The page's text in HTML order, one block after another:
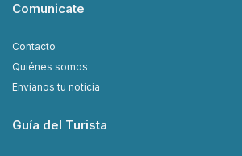
Comunicate
Contacto
Quiénes somos
Envianos tu noticia
Guía del Turista